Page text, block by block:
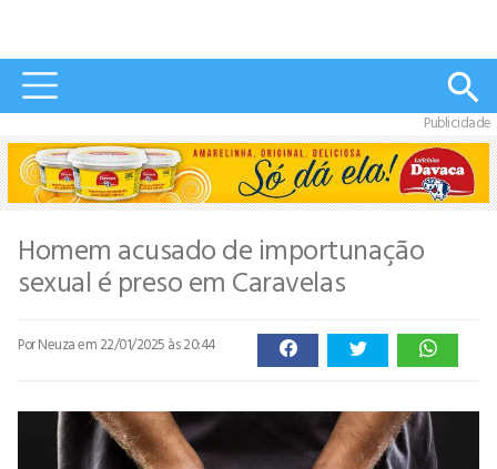
Publicidade
Homem acusado de importunação
sexual é preso em Caravelas
Por Neuzaem 22/01/2025 às 20:44